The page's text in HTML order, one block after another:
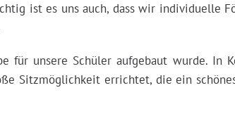
ist es uns auch, dass wir individuelle
für unsere Schüler aufgebaut wurde. In
Sitzmöglichkeit errichtet, die ein